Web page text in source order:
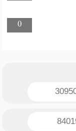
0